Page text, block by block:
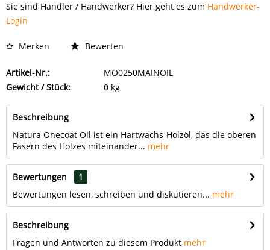
Sie sind Händler / Handwerker? Hier geht es zum Handwerker-
Login
Merken Bewerten
Artikel-Nr.:
MO0250MAINOIL
Gewicht / Stück:
0 kg
Beschreibung
Natura Onecoat Oil ist ein Hartwachs-Holzöl, das die oberen
Fasern des Holzes miteinander... mehr
Bewertungen
1
Bewertungen lesen, schreiben und diskutieren... mehr
Beschreibung
Fragen und Antworten zu diesem Produkt mehr